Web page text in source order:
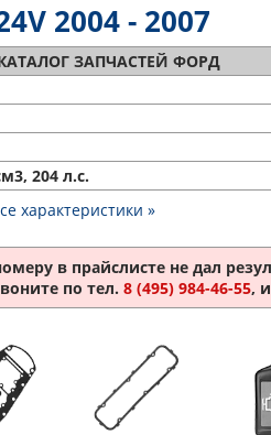
2004 - 2007
ЗАПЧАСТЕЙ ФОРД
204 л.с.
характеристики »
в прайслисте не дал
по тел. 8 (495) 984-46-55,